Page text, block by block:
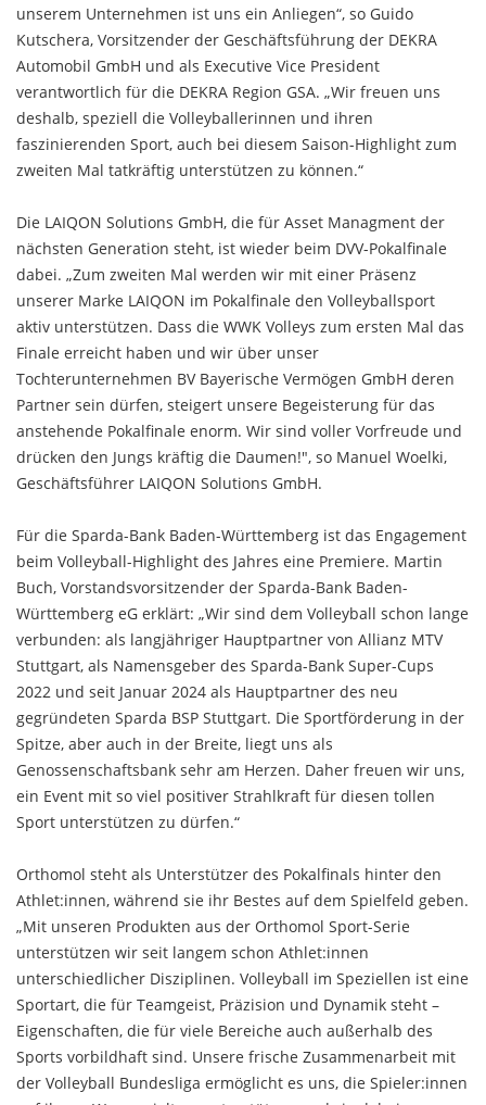
unserem Unternehmen ist uns ein Anliegen“, so Guido
Kutschera, Vorsitzender der Geschäftsführung der DEKRA
Automobil GmbH und als Executive Vice President
verantwortlich für die DEKRA Region GSA. „Wir freuen uns
deshalb, speziell die Volleyballerinnen und ihren
faszinierenden Sport, auch bei diesem Saison-Highlight zum
zweiten Mal tatkräftig unterstützen zu können.“
Die LAIQON Solutions GmbH, die für Asset Managment der
nächsten Generation steht, ist wieder beim DVV-Pokalfinale
dabei. „Zum zweiten Mal werden wir mit einer Präsenz
unserer Marke LAIQON im Pokalfinale den Volleyballsport
aktiv unterstützen. Dass die WWK Volleys zum ersten Mal das
Finale erreicht haben und wir über unser
Tochterunternehmen BV Bayerische Vermögen GmbH deren
Partner sein dürfen, steigert unsere Begeisterung für das
anstehende Pokalfinale enorm. Wir sind voller Vorfreude und
drücken den Jungs kräftig die Daumen!", so Manuel Woelki,
Geschäftsführer LAIQON Solutions GmbH.
Für die Sparda-Bank Baden-Württemberg ist das Engagement
beim Volleyball-Highlight des Jahres eine Premiere. Martin
Buch, Vorstandsvorsitzender der Sparda-Bank Baden-
Württemberg eG erklärt: „Wir sind dem Volleyball schon lange
verbunden: als langjähriger Hauptpartner von Allianz MTV
Stuttgart, als Namensgeber des Sparda-Bank Super-Cups
2022 und seit Januar 2024 als Hauptpartner des neu
gegründeten Sparda BSP Stuttgart. Die Sportförderung in der
Spitze, aber auch in der Breite, liegt uns als
Genossenschaftsbank sehr am Herzen. Daher freuen wir uns,
ein Event mit so viel positiver Strahlkraft für diesen tollen
Sport unterstützen zu dürfen.“
Orthomol steht als Unterstützer des Pokalfinals hinter den
Athlet:innen, während sie ihr Bestes auf dem Spielfeld geben.
„Mit unseren Produkten aus der Orthomol Sport-Serie
unterstützen wir seit langem schon Athlet:innen
unterschiedlicher Disziplinen. Volleyball im Speziellen ist eine
Sportart, die für Teamgeist, Präzision und Dynamik steht –
Eigenschaften, die für viele Bereiche auch außerhalb des
Sports vorbildhaft sind. Unsere frische Zusammenarbeit mit
der Volleyball Bundesliga ermöglicht es uns, die Spieler:innen